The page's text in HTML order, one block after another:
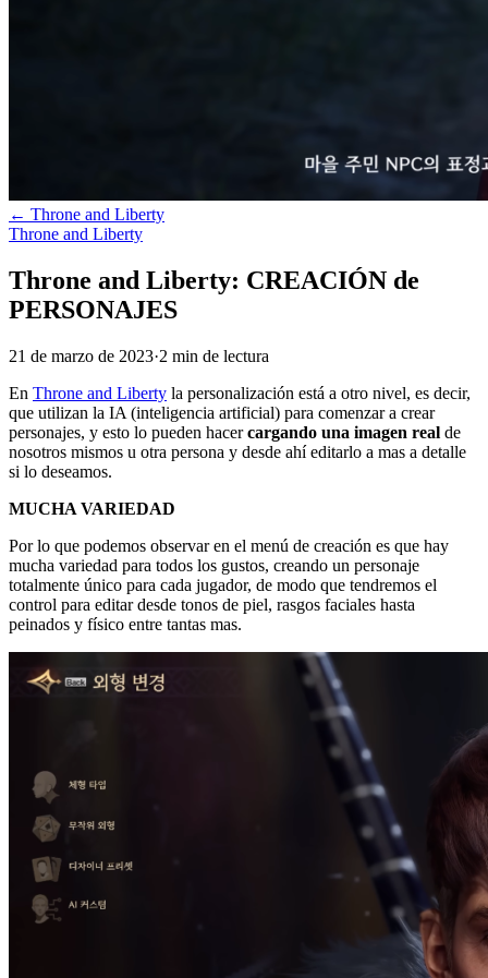
← Throne and Liberty
Throne and Liberty
Throne and Liberty: CREACIÓN de
PERSONAJES
21 de marzo de 2023·2 min de lectura
En Throne and Liberty la personalización está a otro nivel, es decir,
que utilizan la IA (inteligencia artificial) para comenzar a crear
personajes, y esto lo pueden hacercargando una imagen real de
nosotros mismos u otra persona y desde ahí editarlo a mas a detalle
si lo deseamos.
MUCHA VARIEDAD
Por lo que podemos observar en el menú de creación es que hay
mucha variedad para todos los gustos, creando un personaje
totalmente único para cada jugador, de modo que tendremos el
control para editar desde tonos de piel, rasgos faciales hasta
peinados y físico entre tantas mas.